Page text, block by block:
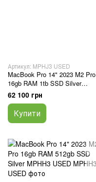
Артикул: MPHJ3 USED
MacBook Pro 14" 2023 M2 Pro
16gb RAM 1tb SSD Silver
MPHJ3 USED
62 100 грн
Купити